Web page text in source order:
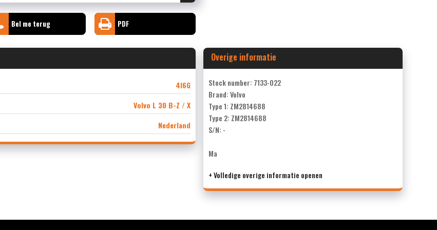
Bel me terug PDF
4I6G
Volvo L 30 B-Z / X
Nederland
Overige informatie
Stock number: 7133-022
Brand: Volvo
Type 1: ZM2814688
Type 2: ZM2814688
S/N: -
Ma
+ Volledige overige informatie openen